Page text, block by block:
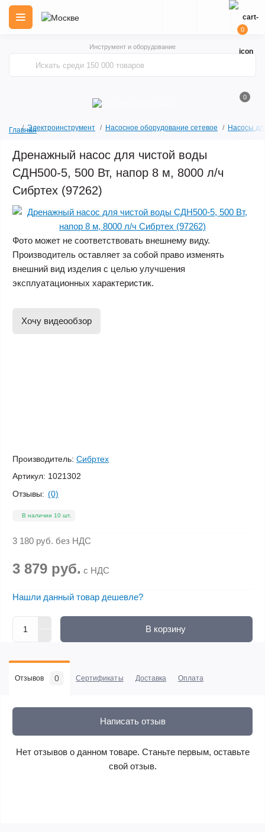
Инструмент и оборудование
0
0
ГлавнаяЭлектроинструмент Насосное оборудование сетевое Насосы
Дренажный насос для чистой воды
СДН500-5, 500 Вт, напор 8 м, 8000 л/ч
Сибртех (97262)
Фото может не соответствовать внешнему виду.
Производитель оставляет за собой право изменять
внешний вид изделия с целью улучшения
эксплуатационных характеристик.
Хочу видеообзор
Производитель: Сибртех
Артикул: 1021302
Отзывы: (0)
В наличии 10 шт.
3 180 руб. без НДС
3 879 руб. с НДС
Нашли данный товар дешевле?
В корзину
Отзывов 0 Сертификаты Доставка Оплата
Написать отзыв
Нет отзывов о данном товаре. Станьте первым, оставьте
свой отзыв.